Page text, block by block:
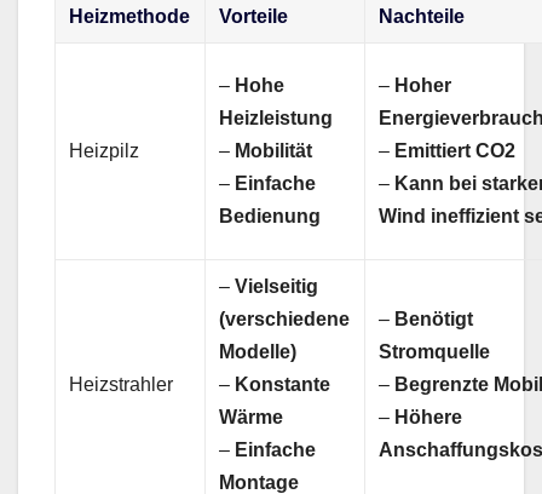
Heizmethode Vorteile Nachteile
Heizpilz
– Hohe
Heizleistung
– Mobilität
– Einfache
Bedienung
– Hoher
– Emittiert CO2
– Kann bei
Wind ineffizient
Heizstrahler
–Vielseitig
(verschiedene
Modelle)
– Konstante
Wärme
– Einfache
Montage
– Benötigt
Stromquelle
– Begrenzte
– Höhere